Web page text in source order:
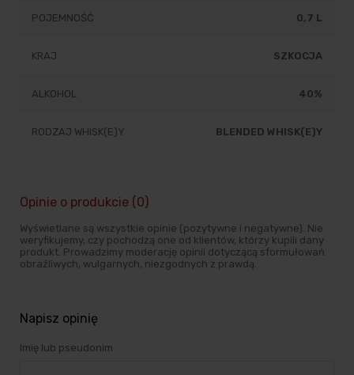
POJEMNOŚĆ 0,7 L
KRAJ SZKOCJA
ALKOHOL 40%
RODZAJ WHISK(E)Y BLENDED WHISK(E)Y
Opinie o produkcie (0)
Wyświetlane są wszystkie opinie (pozytywne i negatywne). Nie
weryfikujemy, czy pochodzą one od klientów, którzy kupili dany
produkt. Prowadzimy moderację opinii dotyczącą sformułowań
obraźliwych, wulgarnych, niezgodnych z prawdą.
Napisz opinię
Imię lub pseudonim